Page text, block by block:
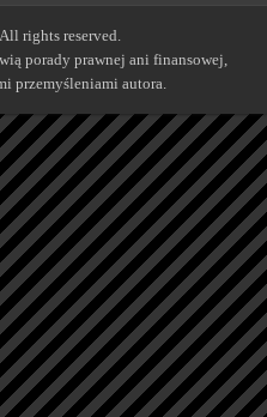
rights reserved.
porady prawnej ani finansowej,
przemyśleniami autora.